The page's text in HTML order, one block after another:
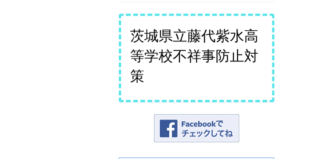
茨城県立藤代紫水高
等学校不祥事防止対
策